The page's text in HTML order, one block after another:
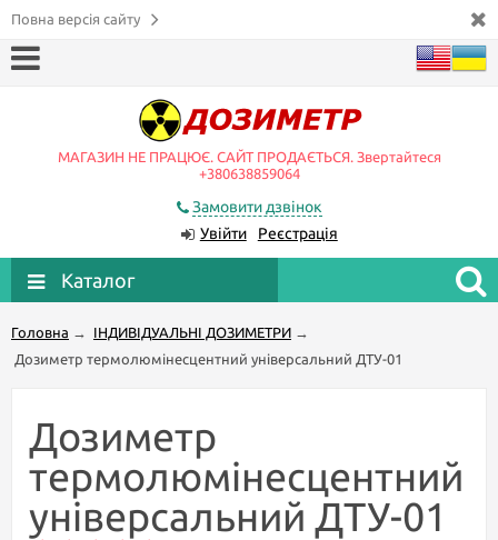
Повна версія сайту
МАГАЗИН НЕ ПРАЦЮЄ. САЙТ ПРОДАЄТЬСЯ. Звертайтеся
+380638859064
Замовити дзвінок
Увійти
Реєстрація
Каталог
Головна → ІНДИВІДУАЛЬНІ ДОЗИМЕТРИ →
Дозиметр термолюмінесцентний універсальний ДТУ-01
Дозиметр
термолюмінесцентний
універсальний ДТУ-01